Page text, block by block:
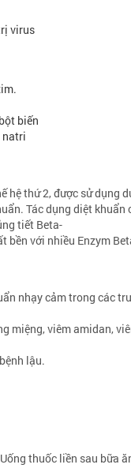
virus
biến
natri
hệ thứ 2, được sử dụng
Tác dụng diệt khuẩn
tiết Beta-
bền với nhiều Enzym
nhạy cảm trong các
miệng, viêm amidan,
lậu.
thuốc liền sau bữa